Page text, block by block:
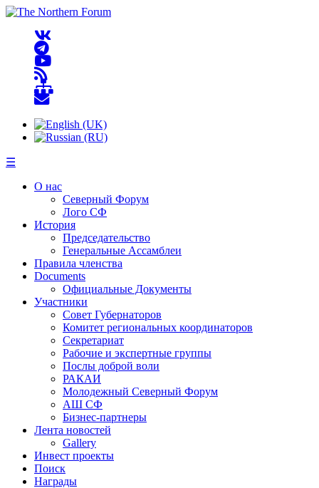
☰
О нас
Северный Форум
Лого СФ
История
Председательство
Генеральные Ассамблеи
Правила членства
Documents
Официальные Документы
Участники
Совет Губернаторов
Комитет региональных координаторов
Секретариат
Рабочие и экспертные группы
Послы доброй воли
РАКАИ
Молодежный Северный Форум
АШ СФ
Бизнес-партнеры
Лента новостей
Gallery
Инвест проекты
Поиск
Награды